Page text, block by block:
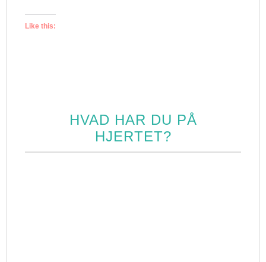
Like this:
HVAD HAR DU PÅ
HJERTET?